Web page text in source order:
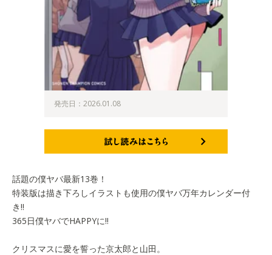
発売日：2026.01.08
話題の僕ヤバ最新13巻！
特装版は描き下ろしイラストも使用の僕ヤバ万年カレンダー付
き!!
365日僕ヤバでHAPPYに!!
クリスマスに愛を誓った京太郎と山田。